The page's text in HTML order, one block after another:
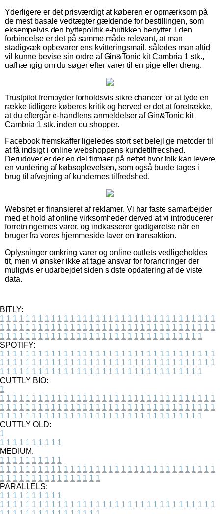
Yderligere er det prisværdigt at køberen er opmærksom på
de mest basale vedtægter gældende for bestillingen, som
eksempelvis den byttepolitik e-butikken benytter. I den
forbindelse er det på samme måde relevant, at man
stadigvæk opbevarer ens kvitteringsmail, således man altid
vil kunne bevise sin ordre af Gin&Tonic kit Cambria 1 stk.,
uafhængig om du søger efter varer til en pige eller dreng.
Trustpilot frembyder forholdsvis sikre chancer for at tyde en
række tidligere køberes kritik og herved er det at foretrække,
at du eftergår e-handlens anmeldelser af Gin&Tonic kit
Cambria 1 stk. inden du shopper.
Facebook fremskaffer ligeledes stort set belejlige metoder til
at få indsigt i online webshoppens kundetilfredshed.
Derudover er der en del firmaer på nettet hvor folk kan levere
en vurdering af købsoplevelsen, som også burde tages i
brug til afvejning af kundernes tilfredshed.
Websitet er finansieret af reklamer. Vi har faste samarbejder
med et hold af online virksomheder derved at vi introducerer
forretningernes varer, og indkasserer godtgørelse når en
bruger fra vores hjemmeside laver en transaktion.
Oplysninger omkring varer og online outlets vedligeholdes
tit, men vi ønsker ikke at tage ansvar for forandringer der
muligvis er udarbejdet siden sidste opdatering af de viste
data.
BITLY:
1 1 1 1 1 1 1 1 1 1 1 1 1 1 1 1 1 1 1 1 1 1 1 1 1 1 1 1 1 1 1 1 1 1
1 1 1 1 1 1 1 1 1 1 1 1 1 1 1 1 1 1 1 1 1 1 1 1 1 1 1 1 1 1 1 1 1 1
1 1 1 1 1 1 1 1 1 1 1 1 1 1 1 1 1 1 1 1 1 1 1 1 1 1 1 1 1 1 1 1
SPOTIFY:
1 1 1 1 1 1 1 1 1 1 1 1 1 1 1 1 1 1 1 1 1 1 1 1 1 1 1 1 1 1 1 1 1 1
1 1 1 1 1 1 1 1 1 1 1 1 1 1 1 1 1 1 1 1 1 1 1 1 1 1 1 1 1 1 1 1 1 1
1 1 1 1 1 1 1 1 1 1 1 1 1 1 1 1 1 1 1 1 1 1 1 1 1 1 1 1 1 1 1 1
CUTTLY BIO:
1
1 1 1 1 1 1 1 1 1 1 1 1 1 1 1 1 1 1 1 1 1 1 1 1 1 1 1 1 1 1 1 1 1 1
1 1 1 1 1 1 1 1 1 1 1 1 1 1 1 1 1 1 1 1 1 1 1 1 1 1 1 1 1 1 1 1 1 1
1 1 1 1 1 1 1 1 1 1 1 1 1 1 1 1 1 1 1 1 1 1 1 1 1 1 1 1 1 1 1 1
CUTTLY OLD:
1
1 1 1 1 1 1 1 1 1 1
MEDIUM:
1 1 1 1 1 1 1 1 1 1
1 1 1 1 1 1 1 1 1 1 1 1 1 1 1 1 1 1 1 1 1 1 1 1 1 1 1 1 1 1 1 1 1 1
1 1 1 1 1 1 1 1 1 1 1 1 1 1 1 1
PARALLELS:
1 1 1 1 1 1 1 1 1 1
1 1 1 1 1 1 1 1 1 1 1 1 1 1 1 1 1 1 1 1 1 1 1 1 1 1 1 1 1 1 1 1 1 1